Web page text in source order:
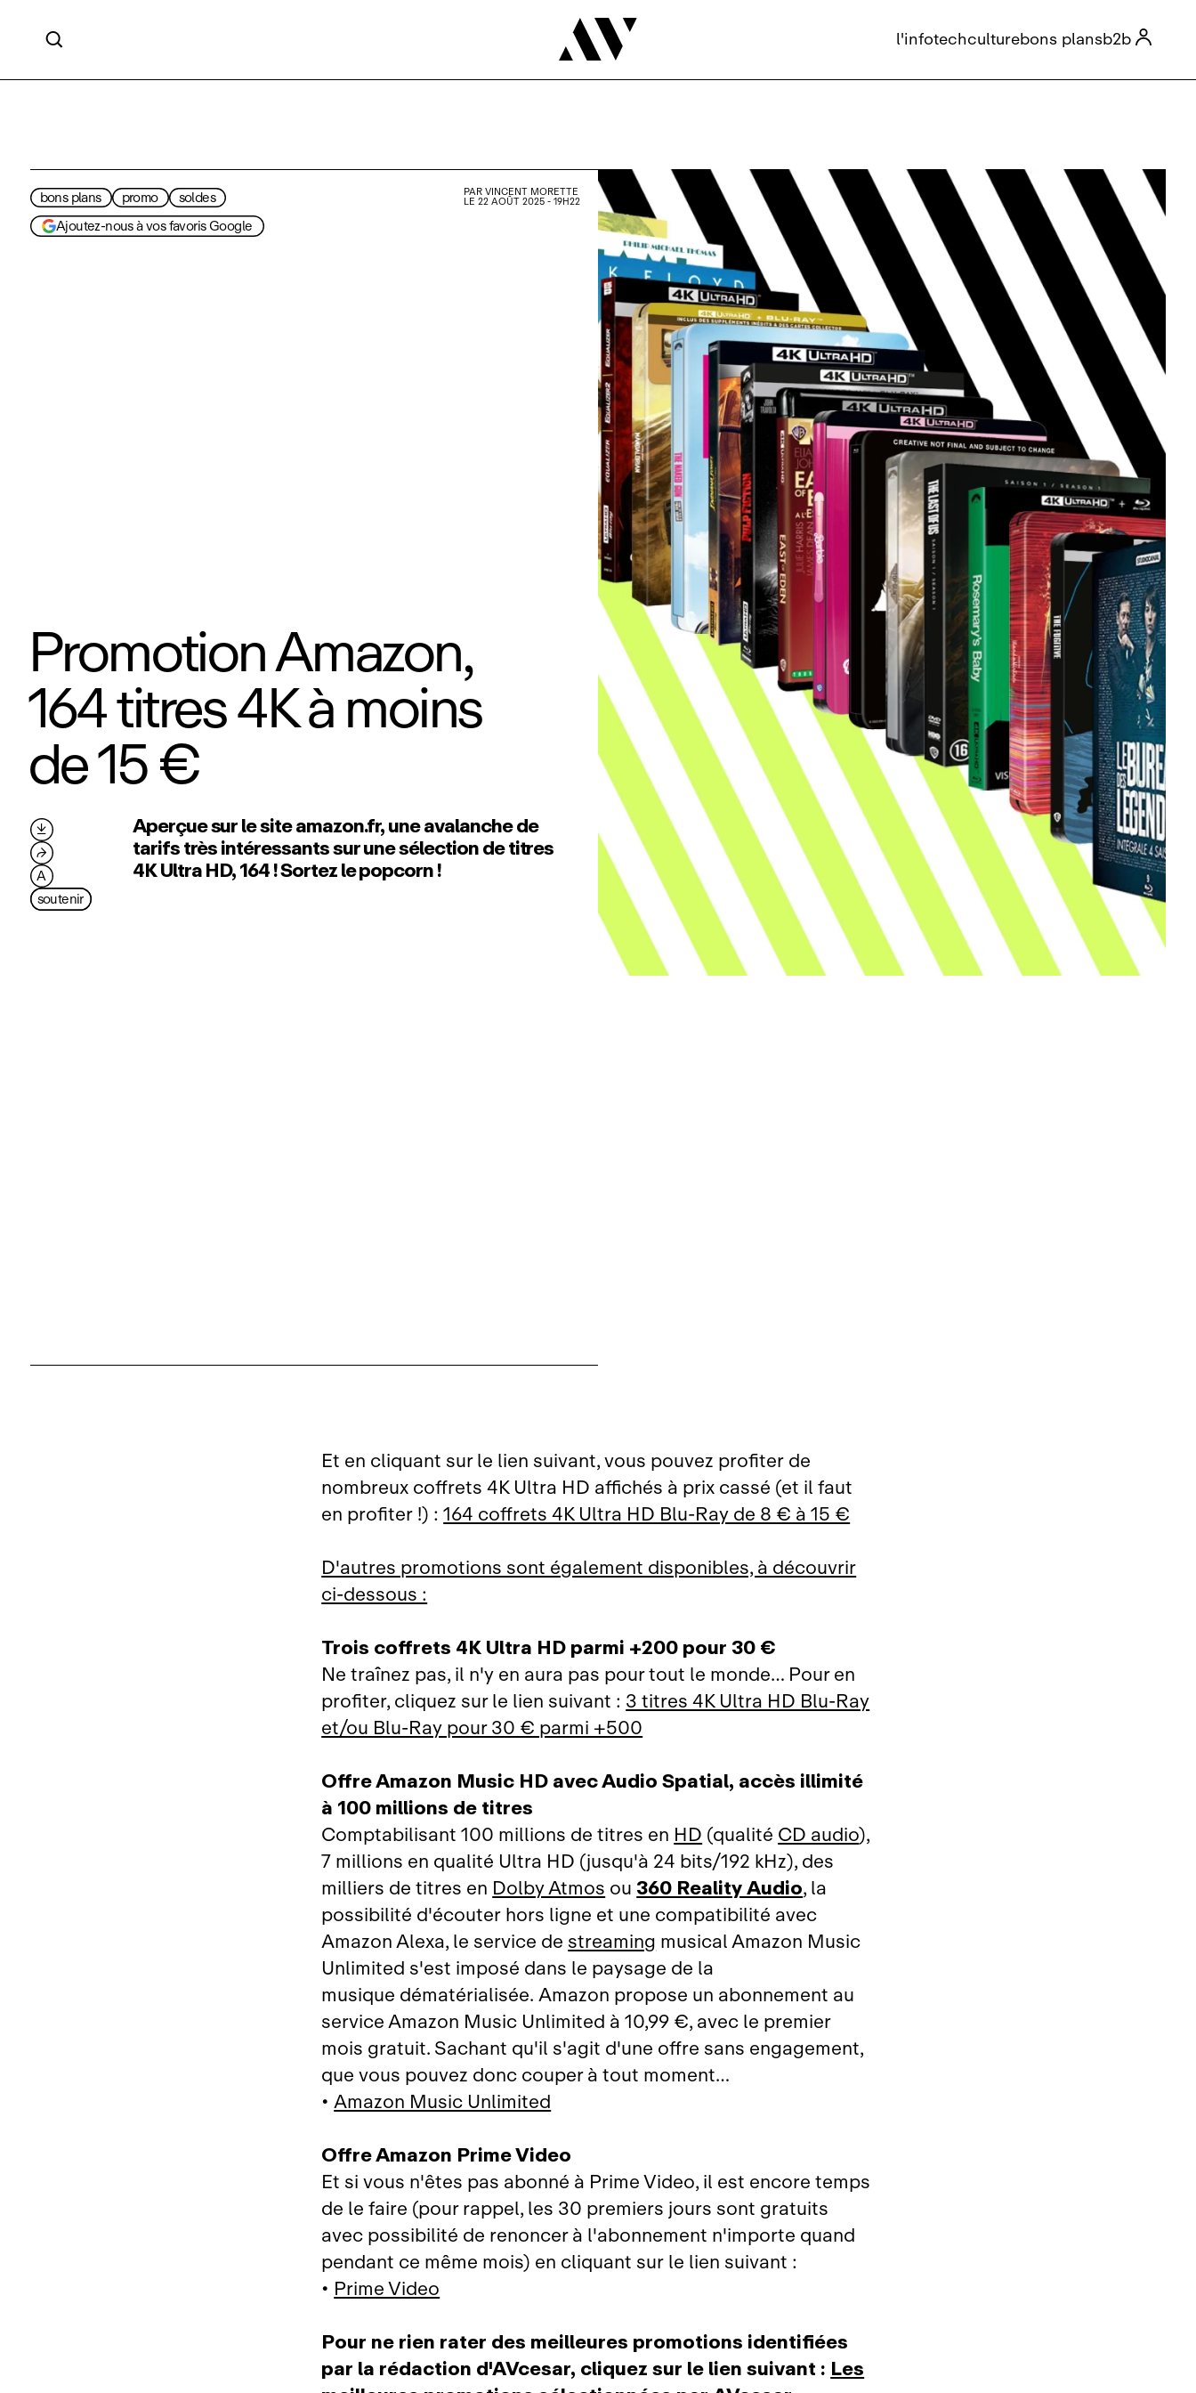

 l'infotechculturebons plansb2b
bons plans promo
soldes
Ajoutez-nous à vos favoris Google
PARVINCENT MORETTE
LE 22 AOÛT 2025 - 19H22
Promotion Amazon,
164 titres 4K à moins
de 15 €
Aperçue sur le site amazon.fr, une avalanche de
tarifs très intéressants sur une sélection de titres
4K Ultra HD, 164 ! Sortez le popcorn !

⮫
A
soutenir
Et en cliquant sur le lien suivant, vous pouvez profiter de
nombreux coffrets 4K Ultra HD affichés à prix cassé (et il faut
en profiter !) :164 coffrets 4K Ultra HD Blu‑Ray de 8 € à 15 €
D'autres promotions sont également disponibles, à découvrir
ci‑dessous :
Trois coffrets 4K Ultra HD parmi +200 pour 30 €
Ne traînez pas, il n'y en aura pas pour tout le monde… Pour en
profiter, cliquez sur le lien suivant :3 titres 4K Ultra HD Blu‑Ray
et/ou Blu‑Ray pour 30 € parmi +500
Offre Amazon Music HD avec Audio Spatial, accès illimité
à 100 millions de titres
Comptabilisant 100 millions de titres enHD(qualitéCD audio),
7 millions en qualité Ultra HD (jusqu'à 24 bits/192 kHz), des
milliers de titres enDolby Atmosou360 Reality Audio, la
possibilité d'écouter hors ligne et une compatibilité avec
Amazon Alexa, le service destreamingmusical Amazon Music
Unlimited s'est imposé dans le paysage de la
musique dématérialisée. Amazon propose un abonnement au
service Amazon Music Unlimited à 10,99 €, avec le premier
mois gratuit. Sachant qu'il s'agit d'une offre sans engagement,
que vous pouvez donc couper à tout moment…
•Amazon Music Unlimited
Offre Amazon Prime Video
Et si vous n'êtes pas abonné à Prime Video, il est encore temps
de le faire (pour rappel, les 30 premiers jours sont gratuits
avec possibilité de renoncer à l'abonnement n'importe quand
pendant ce même mois) en cliquant sur le lien suivant :
•Prime Video
Pour ne rien rater des meilleures promotions identifiées
par la rédaction d'AVcesar, cliquez sur le lien suivant :Les